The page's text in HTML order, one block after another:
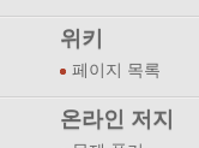
위키
페이지 목록
온라인 저지